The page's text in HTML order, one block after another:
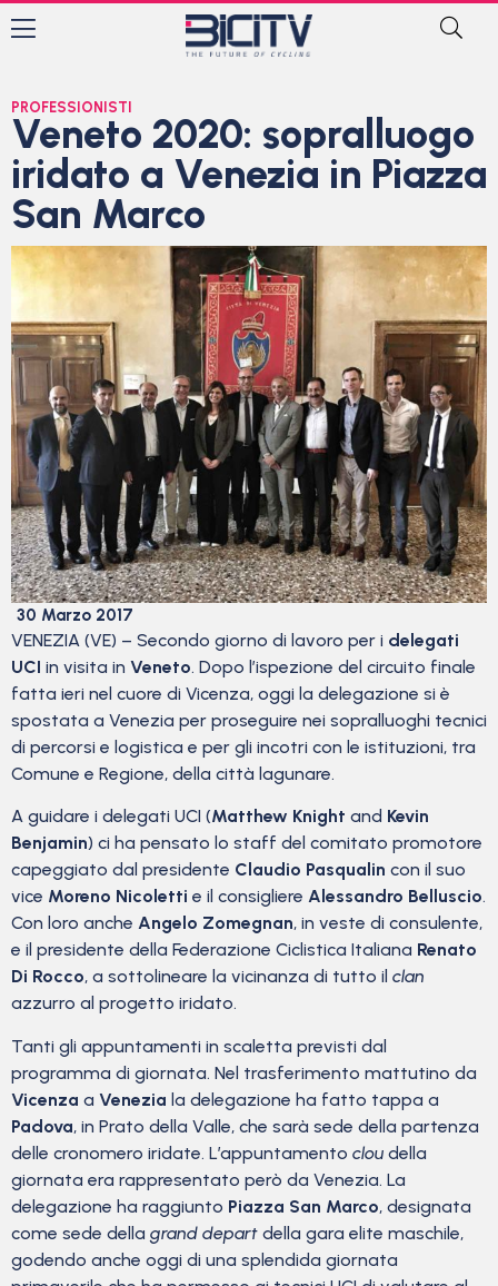
PROFESSIONISTI
Veneto 2020: sopralluogo
iridato a Venezia in Piazza
San Marco
30 Marzo 2017
VENEZIA (VE) – Secondo giorno di lavoro per i delegati
UCI in visita in Veneto. Dopo l’ispezione del circuito finale
fatta ieri nel cuore di Vicenza, oggi la delegazione si è
spostata a Venezia per proseguire nei sopralluoghi tecnici
di percorsi e logistica e per gli incotri con le istituzioni, tra
Comune e Regione, della città lagunare.
A guidare i delegati UCI (Matthew Knight and Kevin
Benjamin) ci ha pensato lo staff del comitato promotore
capeggiato dal presidente Claudio Pasqualin con il suo
vice Moreno Nicoletti e il consigliere Alessandro Belluscio.
Con loro anche Angelo Zomegnan, in veste di consulente,
e il presidente della Federazione Ciclistica Italiana Renato
Di Rocco, a sottolineare la vicinanza di tutto il clan
azzurro al progetto iridato.
Tanti gli appuntamenti in scaletta previsti dal
programma di giornata. Nel trasferimento mattutino da
Vicenza a Venezia la delegazione ha fatto tappa a
Padova, in Prato della Valle, che sarà sede della partenza
delle cronomero iridate. L’appuntamento clou della
giornata era rappresentato però da Venezia. La
delegazione ha raggiunto Piazza San Marco, designata
come sede della grand depart della gara elite maschile,
godendo anche oggi di una splendida giornata